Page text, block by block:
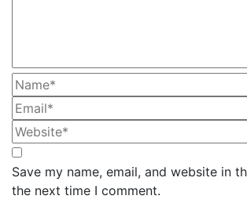
Save my name, email, and website in
the next time I comment.